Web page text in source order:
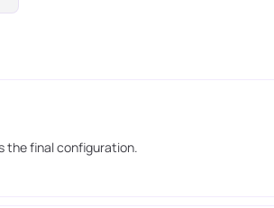
the final configuration.